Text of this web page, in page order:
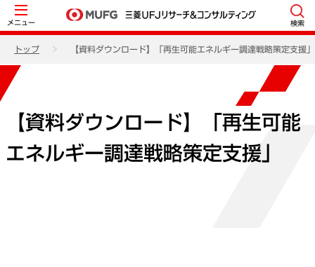
メニュー 検索
トップ 【資料ダウンロード】「再生可能エネルギー調達戦略策定支援」
【資料ダウンロード】「再生可能
エネルギー調達戦略策定支援」